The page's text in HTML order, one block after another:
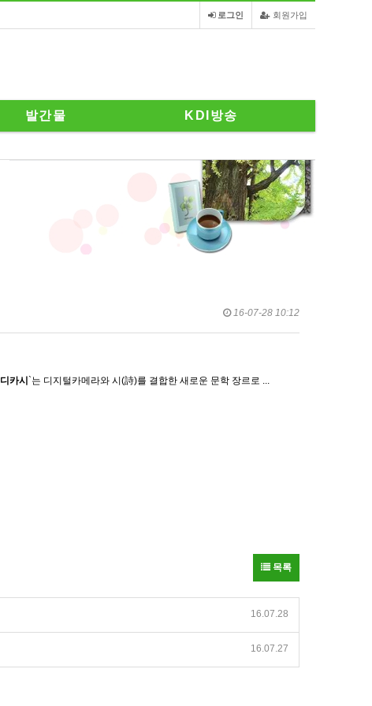
회원가입
로그인
발간물 KDI방송
16-07-28 10:12
디카시 `는 디지털카메라와 시(詩)를 결합한 새로운 문학 장르로 ...
목록
16.07.28
16.07.27